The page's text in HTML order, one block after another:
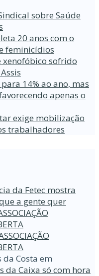
sobre Saúde
20 anos com o
feminicídios
sofrido
14% ao ano, mas
apenas o
exige mobilização
trabalhadores
da Fetec mostra
a gente quer
da Costa em
da Caixa só com hora